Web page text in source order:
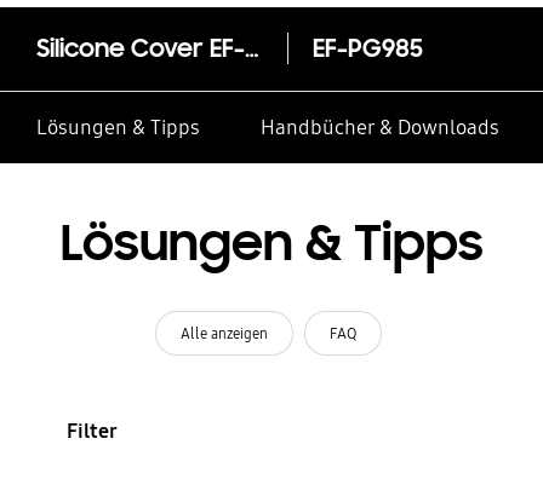
Silicone Cover EF-PG985 für Galaxy S20+ | S20+ 5G EF-PG985
Lösungen & Tipps Handbücher & Downloads
Lösungen & Tipps
Alle anzeigen FAQ
Filter